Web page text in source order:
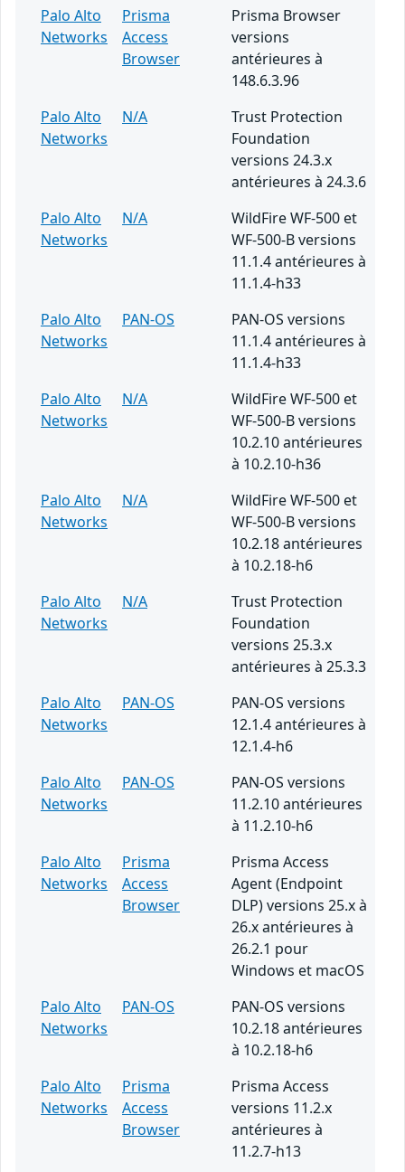
Palo Alto
Networks
Prisma
Access
Browser
Prisma Browser
versions
antérieures à
148.6.3.96
Palo Alto
Networks
N/A
Trust Protection
Foundation
versions 24.3.x
antérieures à 24.3.6
Palo Alto
Networks
N/A
WildFire WF-500 et
WF-500-B versions
11.1.4 antérieures à
11.1.4-h33
Palo Alto
Networks
PAN-OS
PAN-OS versions
11.1.4 antérieures à
11.1.4-h33
Palo Alto
Networks
N/A
WildFire WF-500 et
WF-500-B versions
10.2.10 antérieures
à 10.2.10-h36
Palo Alto
Networks
N/A
WildFire WF-500 et
WF-500-B versions
10.2.18 antérieures
à 10.2.18-h6
Palo Alto
Networks
N/A
Trust Protection
Foundation
versions 25.3.x
antérieures à 25.3.3
Palo Alto
Networks
PAN-OS
PAN-OS versions
12.1.4 antérieures à
12.1.4-h6
Palo Alto
Networks
PAN-OS
PAN-OS versions
11.2.10 antérieures
à 11.2.10-h6
Palo Alto
Networks
Prisma
Access
Browser
Prisma Access
Agent (Endpoint
DLP) versions 25.x à
26.x antérieures à
26.2.1 pour
Windows et macOS
Palo Alto
Networks
PAN-OS
PAN-OS versions
10.2.18 antérieures
à 10.2.18-h6
Palo Alto
Networks
Prisma
Access
Browser
Prisma Access
versions 11.2.x
antérieures à
11.2.7-h13